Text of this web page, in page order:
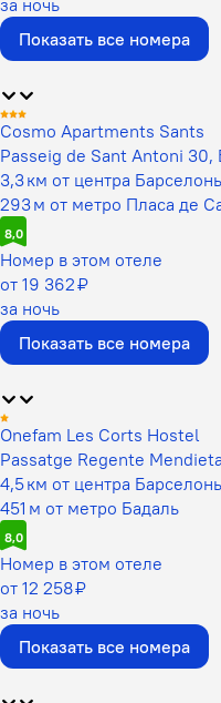
Показать все номера
Cosmo Apartments Sants
Passeig de Sant Antoni 30,
3,3 км от центра
293 м от метро Пласа де
8,0
Номер в этом отеле
от 19 362 ₽
за ночь
Показать все номера
Onefam Les Corts Hostel
Passatge Regente
4,5 км от центра
451 м от метро Бадаль
8,0
Номер в этом отеле
от 12 258 ₽
за ночь
Показать все номера